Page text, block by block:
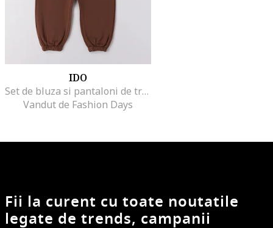
IDO
Set de bluza si pantaloni de trening, Maro
Vandut de Fashion Days
Fii la curent cu toate noutatile
legate de trends, campanii